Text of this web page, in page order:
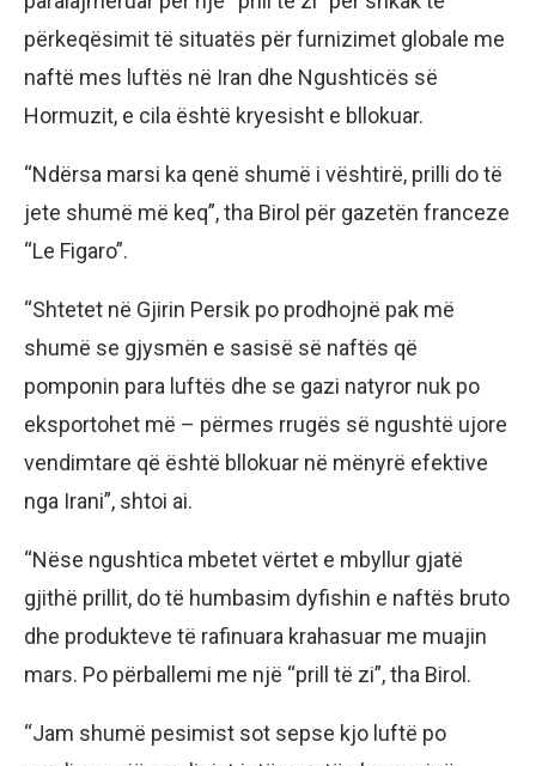
përkeqësimit të situatës për furnizimet globale me
naftë mes luftës në Iran dhe Ngushticës së
Hormuzit, e cila është kryesisht e bllokuar.
“Ndërsa marsi ka qenë shumë i vështirë, prilli do të
jete shumë më keq”, tha Birol për gazetën franceze
“Le Figaro”.
“Shtetet në Gjirin Persik po prodhojnë pak më
shumë se gjysmën e sasisë së naftës që
pomponin para luftës dhe se gazi natyror nuk po
eksportohet më – përmes rrugës së ngushtë ujore
vendimtare që është bllokuar në mënyrë efektive
nga Irani”, shtoi ai.
“Nëse ngushtica mbetet vërtet e mbyllur gjatë
gjithë prillit, do të humbasim dyfishin e naftës bruto
dhe produkteve të rafinuara krahasuar me muajin
mars. Po përballemi me një “prill të zi”, tha Birol.
“Jam shumë pesimist sot sepse kjo luftë po